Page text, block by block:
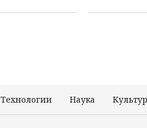
Технологии Наука